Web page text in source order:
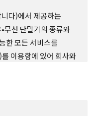
다)에서 제공하는
무선 단말기의 종류와
한 모든 서비스를
이용함에 있어 회사와
함을 그 목적으로
다음과 같습니다.